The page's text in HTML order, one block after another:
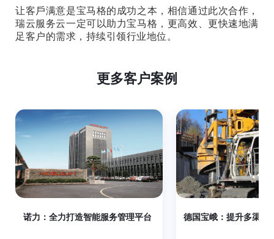
让客戶满意是宝马格的成功之本，相信通过此次合作，
瑞云服务云一定可以助力宝马格，更高效、更快速地满
足客户的需求，持续引领行业地位。
更多客户案例
诺力：全力打造智能服务管理平台 德国宝峨：提升多渠道